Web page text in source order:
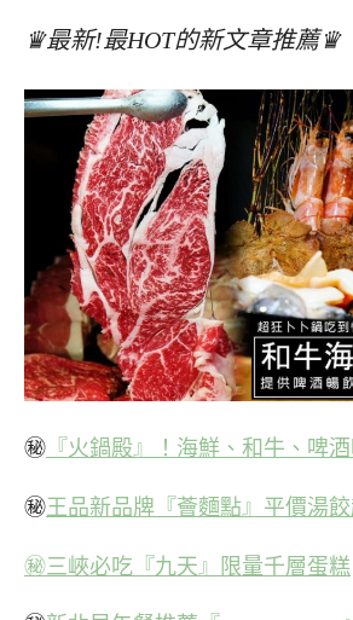
♛最新!最HOT的新文章推薦♛
㊙ 『火鍋殿』！海鮮、和牛、啤
㊙王品新品牌『薈麵點』平價湯
㊙三峽必吃『九天』限量千層蛋糕